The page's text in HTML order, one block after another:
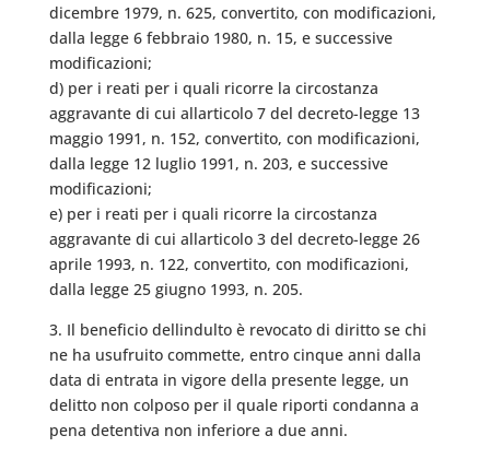
dicembre 1979, n. 625, convertito, con modificazioni,
dalla legge 6 febbraio 1980, n. 15, e successive
modificazioni;
d) per i reati per i quali ricorre la circostanza
aggravante di cui allarticolo 7 del decreto-legge 13
maggio 1991, n. 152, convertito, con modificazioni,
dalla legge 12 luglio 1991, n. 203, e successive
modificazioni;
e) per i reati per i quali ricorre la circostanza
aggravante di cui allarticolo 3 del decreto-legge 26
aprile 1993, n. 122, convertito, con modificazioni,
dalla legge 25 giugno 1993, n. 205.
3. Il beneficio dellindulto è revocato di diritto se chi
ne ha usufruito commette, entro cinque anni dalla
data di entrata in vigore della presente legge, un
delitto non colposo per il quale riporti condanna a
pena detentiva non inferiore a due anni.